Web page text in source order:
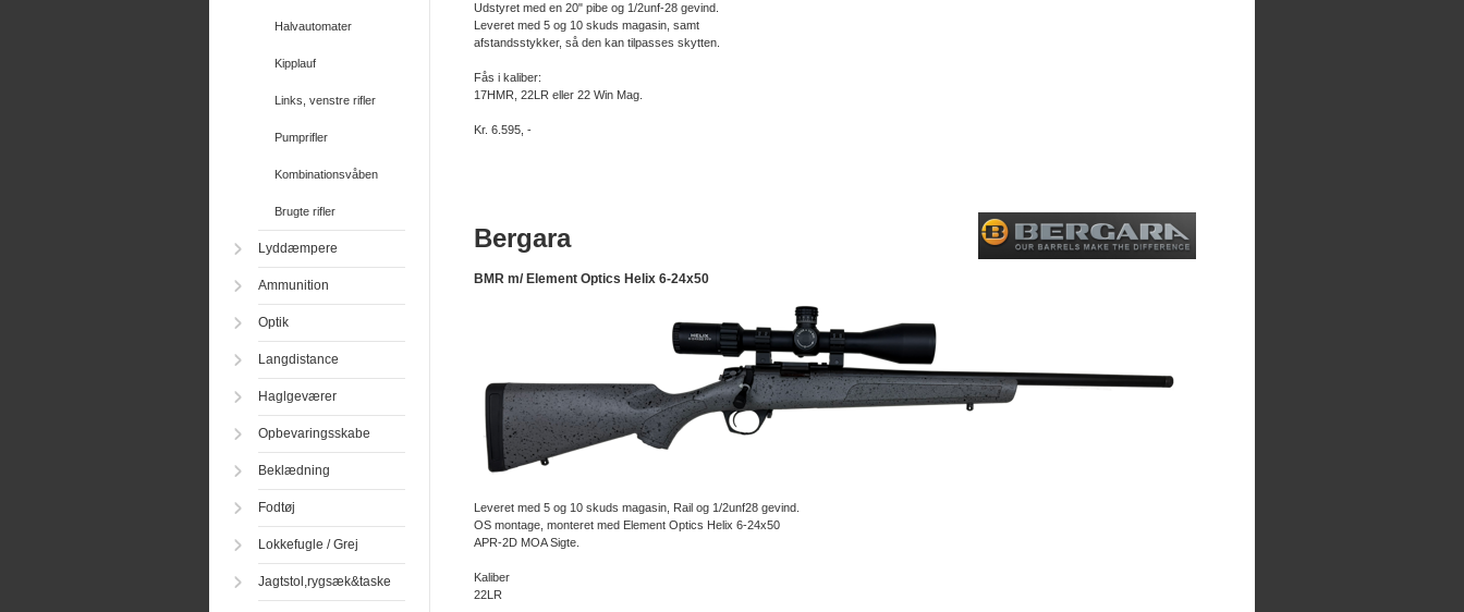
Halvautomater
Kipplauf
Links, venstre rifler
Pumprifler
Kombinationsvåben
Brugte rifler
Lyddæmpere
Ammunition
Optik
Langdistance
Haglgeværer
Opbevaringsskabe
Beklædning
Fodtøj
Lokkefugle / Grej
Jagtstol,rygsæk&taske
Udstyret med en 20" pibe og 1/2unf-28 gevind.
Leveret med 5 og 10 skuds magasin, samt
afstandsstykker, så den kan tilpasses skytten.
Fås i kaliber:
17HMR, 22LR eller 22 Win Mag.
Kr. 6.595, -
Bergara
BMR m/ Element Optics Helix 6-24x50
Leveret med 5 og 10 skuds magasin, Rail og 1/2unf28 gevind.
OS montage, monteret med Element Optics Helix 6-24x50
APR-2D MOA Sigte.
Kaliber
22LR